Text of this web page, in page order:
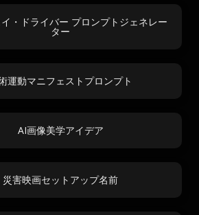
・ドライバー プロンプトジェネレー
ター
運動マニフェストプロンプト
AI画像美学アイデア
災害映画セットアップ名前